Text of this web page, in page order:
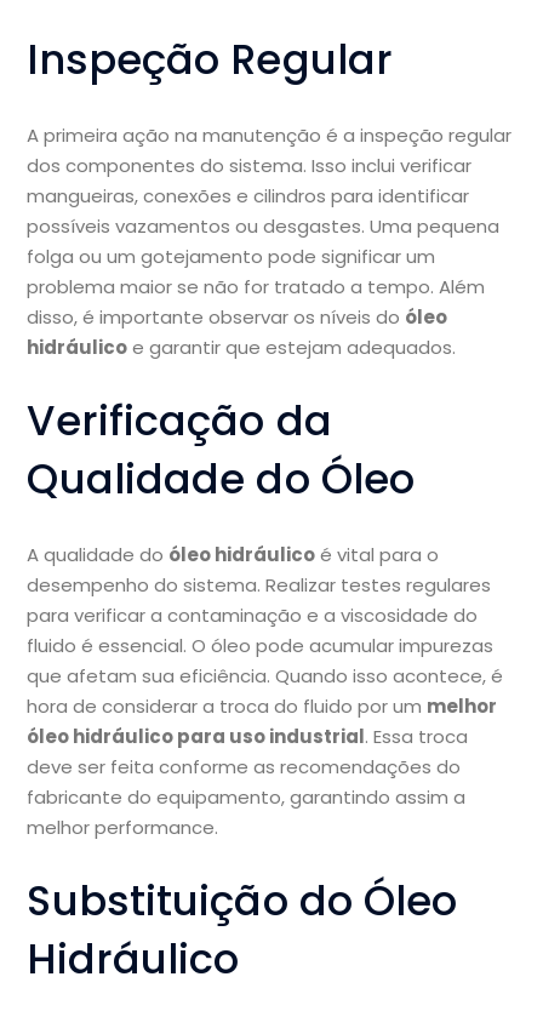
Inspeção Regular
A primeira ação na manutenção é a inspeção regular
dos componentes do sistema. Isso inclui verificar
mangueiras, conexões e cilindros para identificar
possíveis vazamentos ou desgastes. Uma pequena
folga ou um gotejamento pode significar um
problema maior se não for tratado a tempo. Além
disso, é importante observar os níveis do óleo
hidráulicoe garantir que estejam adequados.
Verificação da
Qualidade do Óleo
A qualidade do óleo hidráulicoé vital para o
desempenho do sistema. Realizar testes regulares
para verificar a contaminação e a viscosidade do
fluido é essencial. O óleo pode acumular impurezas
que afetam sua eficiência. Quando isso acontece, é
hora de considerar a troca do fluido por um melhor
óleo hidráulico para uso industrial. Essa troca
deve ser feita conforme as recomendações do
fabricante do equipamento, garantindo assim a
melhor performance.
Substituição do Óleo
Hidráulico